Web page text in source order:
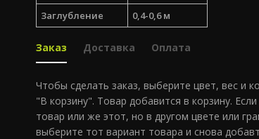
Заглубление
0,4-0,6 м
Заказ Доставка Оплата
Чтобы сделать заказ, выберите цвет, вес и
"В корзину". Товар добавится в корзину.
товар или же этот, но в другом цвете или
выберите тот вариант товара и снова